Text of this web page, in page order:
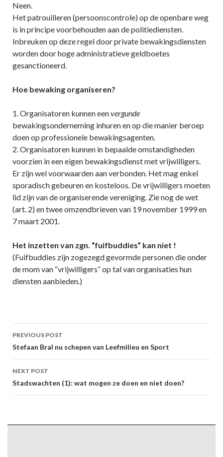
Neen.
Het patrouilleren (persoonscontrole) op de openbare weg
is in principe voorbehouden aan de politiediensten.
Inbreuken op deze regel door private bewakingsdiensten
worden door hoge administratieve geldboetes
gesanctioneerd.
Hoe bewaking organiseren?
1. Organisatoren kunnen eenvergunde
bewakingsonderneming inhuren en op die manier beroep
doen op professionele bewakingsagenten.
2. Organisatoren kunnen in bepaalde omstandigheden
voorzien in een eigen bewakingsdienst met vrijwilligers.
Er zijn wel voorwaarden aan verbonden. Het mag enkel
sporadisch gebeuren en kosteloos. De vrijwilligers moeten
lid zijn van de organiserende vereniging. Zie nog de wet
(art. 2) en twee omzendbrieven van 19 november 1999 en
7 maart 2001.
Het inzetten van zgn. “fuifbuddies” kan niet !
(Fuifbuddies zijn zogezegd gevormde personen die onder
de mom van “vrijwilligers” op tal van organisaties hun
diensten aanbieden.)
Post
navigation
PREVIOUS POST
Stefaan Bral nu schepen van Leefmilieu en Sport
NEXT POST
Stadswachten (1): wat mogen ze doen en niet doen?